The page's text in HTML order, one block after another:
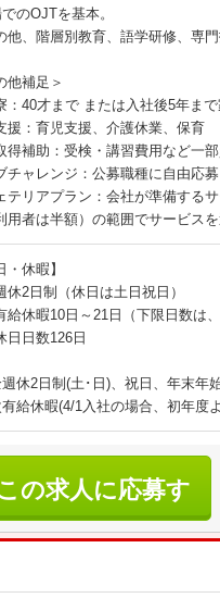
のOJTを基本。
、階層別教育、語学研修、専門
他補足＞
：40才まで または入社後5年ま
援：育児支援、介護休業、保育
得補助：受検・講習費用など一
チャレンジ：公募職種に自由応
テリアプラン：会社が準備する
用者は半額）の範囲でサービス
・休暇】
休2日制（休日は土日祝日）
給休暇10日～21日（下限日数は
日日数126日
休2日制(土･日)、祝日、年末年
給休暇(4/1入社の場合、初年度
の求人に応募す
る